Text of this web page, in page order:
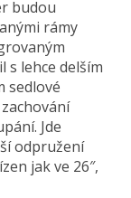
budou
rámy
s lehce delším
sedlové
Jde
odpružení
jak ve 26″,